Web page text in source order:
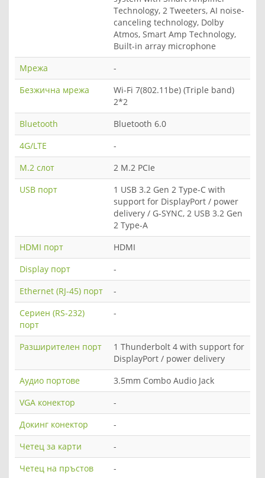
Technology, 2 Tweeters, AI noise-
canceling technology, Dolby
Atmos, Smart Amp Technology,
Built-in array microphone
Мрежа
-
Безжична мрежа
Wi-Fi 7(802.11be) (Triple band)
2*2
Bluetooth
Bluetooth 6.0
4G/LTE
-
M.2 слот
2 M.2 PCIe
USB порт
1 USB 3.2 Gen 2 Type-C with
support for DisplayPort / power
delivery / G-SYNC, 2 USB 3.2 Gen
2 Type-A
HDMI порт
HDMI
Display порт
-
Ethernet (RJ-45) порт
-
Сериен (RS-232)
порт
-
Разширителен порт
1 Thunderbolt 4 with support for
DisplayPort / power delivery
Аудио портове
3.5mm Combo Audio Jack
VGA конектор
-
Докинг конектор
-
Четец за карти
-
Четец на пръстов
-